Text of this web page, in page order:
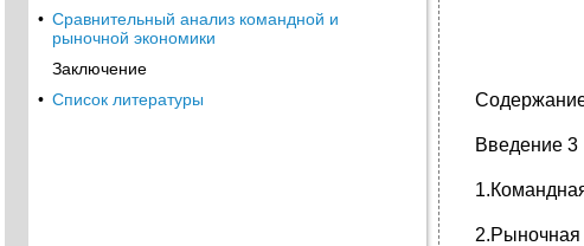
• Сравнительный анализ командной и
рыночной экономики
Заключение
• Список литературы
Введение 3
2.Рыночная